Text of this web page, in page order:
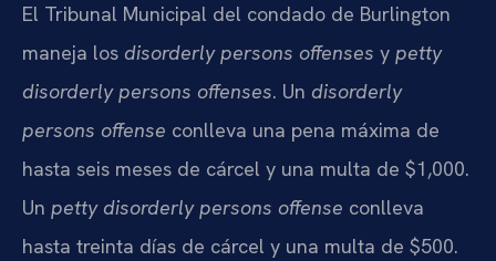
El Tribunal Municipal del condado de Burlington
maneja los disorderly persons offenses y petty
disorderly persons offenses. Un disorderly
persons offense conlleva una pena máxima de
hasta seis meses de cárcel y una multa de $1,000.
Un petty disorderly persons offense conlleva
hasta treinta días de cárcel y una multa de $500.